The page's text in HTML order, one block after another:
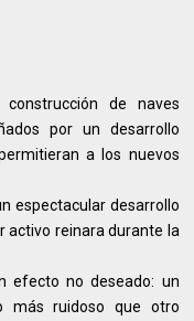
de naves
por un desarrollo
a los nuevos
espectacular desarrollo
activo reinara durante la
efecto no deseado: un
más ruidoso que otro